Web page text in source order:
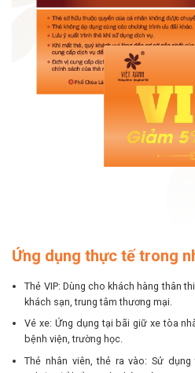
Ứng dụng thực tế trong
Thẻ VIP: Dùng cho khách hàng thân
khách sạn, trung tâm thương mại.
Vé xe: Ứng dụng tại bãi giữ xe tòa
bệnh viện, trường học.
Thẻ nhân viên, thẻ ra vào: Sử